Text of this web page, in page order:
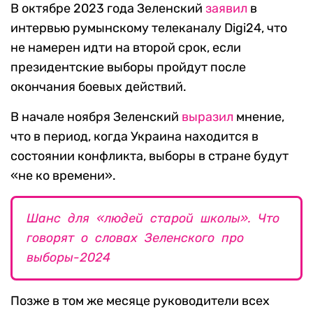
В октябре 2023 года Зеленский заявил в
интервью румынскому телеканалу Digi24, что
не намерен идти на второй срок, если
президентские выборы пройдут после
окончания боевых действий.
В начале ноября Зеленский выразил мнение,
что в период, когда Украина находится в
состоянии конфликта, выборы в стране будут
«не ко времени».
Шанс для «людей старой школы». Что
говорят о словах Зеленского про
выборы-2024
Позже в том же месяце руководители всех